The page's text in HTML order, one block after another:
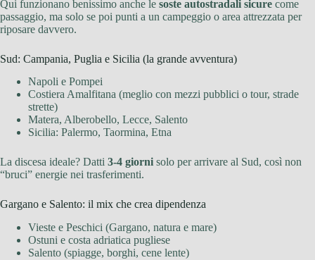
Qui funzionano benissimo anche le soste autostradali sicure come
passaggio, ma solo se poi punti a un campeggio o area attrezzata per
riposare davvero.
Sud: Campania, Puglia e Sicilia (la grande avventura)
Napoli e Pompei
Costiera Amalfitana (meglio con mezzi pubblici o tour, strade
strette)
Matera, Alberobello, Lecce, Salento
Sicilia: Palermo, Taormina, Etna
La discesa ideale? Datti 3-4 giorni solo per arrivare al Sud, così non
“bruci” energie nei trasferimenti.
Gargano e Salento: il mix che crea dipendenza
Vieste e Peschici (Gargano, natura e mare)
Ostuni e costa adriatica pugliese
Salento (spiagge, borghi, cene lente)